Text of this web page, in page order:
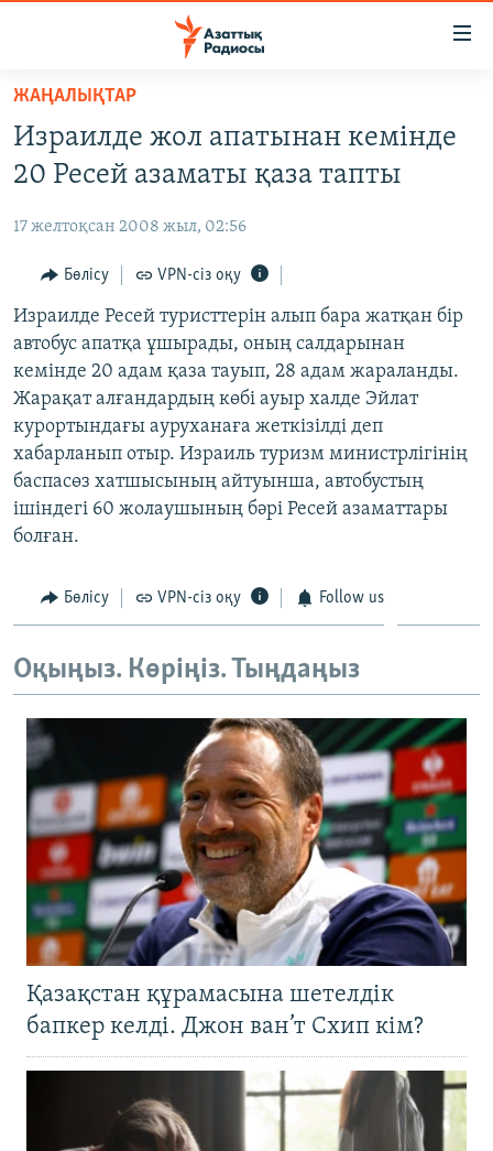
Skip
main
content
to
Navigation
Skip
to
Search
САЯСАТ
ҚАҢТАР ОҚИҒАСЫ
АДАМ ҚҰҚЫҚТАРЫ
ӘЛЕУМЕТ
ӘЛЕМ
АРНАЙЫ ЖОБАЛАР
Русский
ЖАЗЫЛЫҢЫЗ
ЖАҢАЛЫҚТАР
Израилде жол апатынан кемінде
20 Ресей азаматы қаза тапты
17 желтоқсан 2008 жыл, 02:56
Бөлісу VPN-сіз оқу
Израилде Ресей туристтерін алып бара жатқан бір
автобус апатқа ұшырады, оның салдарынан
кемінде 20 адам қаза тауып, 28 адам жараланды.
Жарақат алғандардың көбі ауыр халде Эйлат
курортындағы ауруханаға жеткізілді деп
хабарланып отыр. Израиль туризм министрлігінің
баспасөз хатшысының айтуынша, автобустың
ішіндегі 60 жолаушының бәрі Ресей азаматтары
болған.
Бөлісу VPN-сіз оқу Follow us
Оқыңыз. Көріңіз. Тыңдаңыз
Қазақстан құрамасына шетелдік
бапкер келді. Джон ван’т Схип кім?